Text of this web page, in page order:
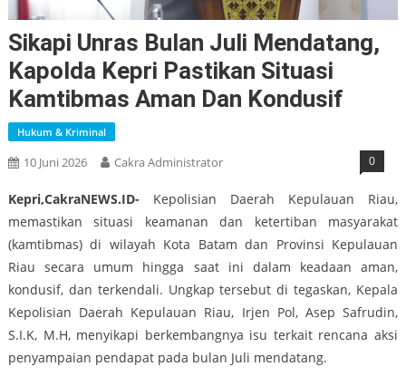
Sikapi Unras Bulan Juli Mendatang,
Kapolda Kepri Pastikan Situasi
Kamtibmas Aman Dan Kondusif
Hukum & Kriminal
10 Juni 2026 Cakra Administrator 0
Kepri,CakraNEWS.ID- Kepolisian Daerah Kepulauan Riau,
memastikan situasi keamanan dan ketertiban masyarakat
(kamtibmas) di wilayah Kota Batam dan Provinsi Kepulauan
Riau secara umum hingga saat ini dalam keadaan aman,
kondusif, dan terkendali. Ungkap tersebut di tegaskan, Kepala
Kepolisian Daerah Kepulauan Riau, Irjen Pol, Asep Safrudin,
S.I.K, M.H, menyikapi berkembangnya isu terkait rencana aksi
penyampaian pendapat pada bulan Juli mendatang.